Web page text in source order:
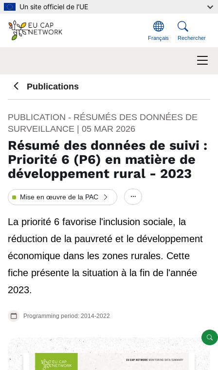
Aller au contenu principal
Un site officiel de l’UE
Français Rechercher
Publications
PUBLICATION - RÉSUMÉS DES DONNÉES DE
SURVEILLANCE | 05 MAR 2026
Résumé des données de suivi :
Priorité 6 (P6) en matière de
développement rural - 2023
Mise en œuvre de la PAC
La priorité 6 favorise l'inclusion sociale, la
réduction de la pauvreté et le développement
économique dans les zones rurales. Cette
fiche présente la situation à la fin de l'année
2023.
Programming period: 2014-2022